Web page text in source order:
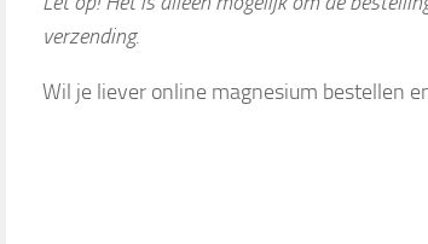
verzending.
Wil je liever online magnesium bestellen